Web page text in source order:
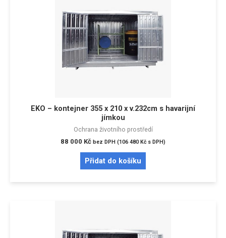
EKO – kontejner 355 x 210 x v.232cm s havarijní
jímkou
Ochrana životního prostředí
88 000 Kč bez DPH (106 480Kč s DPH)
Přidat do košíku